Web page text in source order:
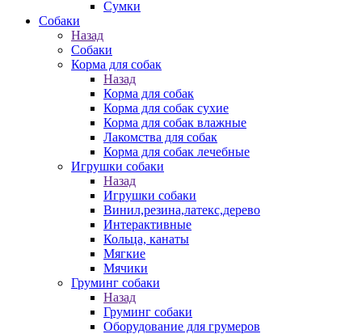
Сумки
Собаки
Назад
Собаки
Корма для собак
Назад
Корма для собак
Корма для собак сухие
Корма для собак влажные
Лакомства для собак
Корма для собак лечебные
Игрушки собаки
Назад
Игрушки собаки
Винил,резина,латекс,дерево
Интерактивные
Кольца, канаты
Мягкие
Мячики
Груминг собаки
Назад
Груминг собаки
Оборудование для грумеров